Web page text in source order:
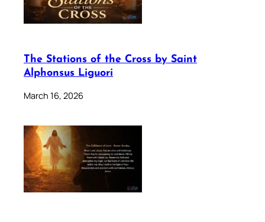
The Stations of the Cross by Saint
Alphonsus Liguori
March 16, 2026